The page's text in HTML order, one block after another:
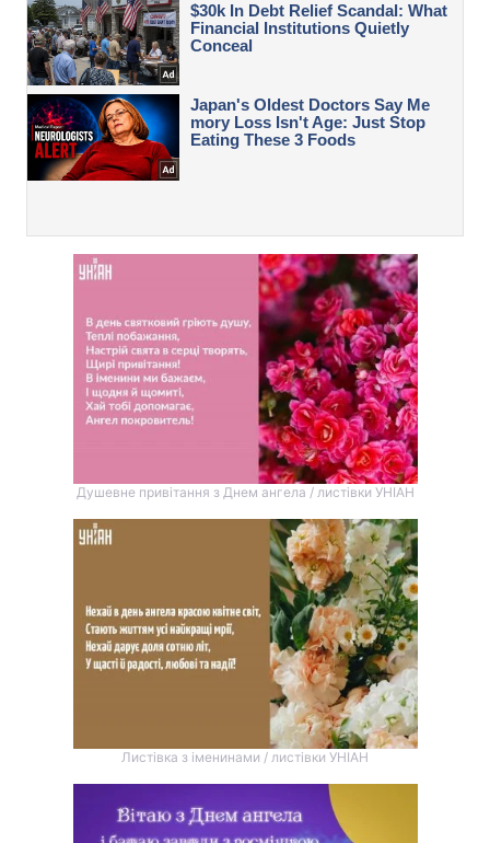
Душевне привітання з Днем ангела / листівки УНІАН
Листівка з іменинами / листівки УНІАН